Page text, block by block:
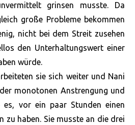
grinsen musste. Da
große Probleme bekommen
nicht bei dem Streit zusehen
den Unterhaltungswert einer
würde.
sie sich weiter und Nani
monotonen Anstrengung und
es, vor ein paar Stunden einen
zu haben. Sie musste an die drei